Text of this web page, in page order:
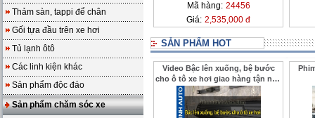
Thảm sàn, tappi để chân
Gối tựa đầu trên xe hơi
Tủ lạnh ôtô
Các linh kiện khác
Sản phẩm độc đáo
Sản phẩm chăm sóc xe
Mã hàng: 24456
Giá: 2,535,000 đ
SẢN PHẨM HOT
Video Bậc lên xuống, bệ bước
cho ô tô xe hơi giao hàng tận nhà
cho khách ở xa ThanhBinhAuto